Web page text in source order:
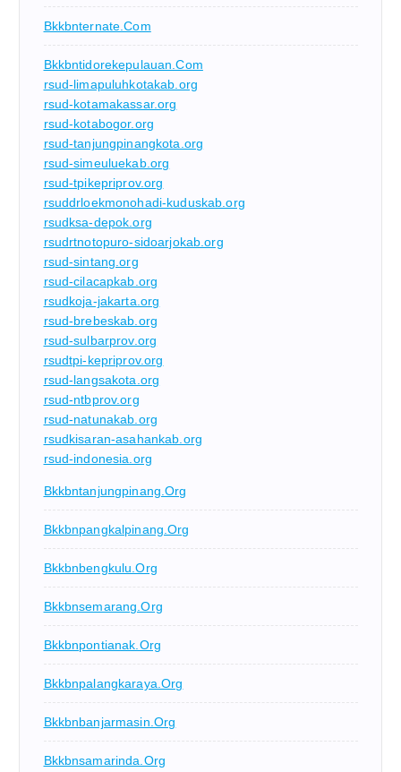
Bkkbnternate.com
Bkkbntidorekepulauan.com
rsud-limapuluhkotakab.org
rsud-kotamakassar.org
rsud-kotabogor.org
rsud-tanjungpinangkota.org
rsud-simeuluekab.org
rsud-tpikepriprov.org
rsuddrloekmonohadi-kuduskab.org
rsudksa-depok.org
rsudrtnotopuro-sidoarjokab.org
rsud-sintang.org
rsud-cilacapkab.org
rsudkoja-jakarta.org
rsud-brebeskab.org
rsud-sulbarprov.org
rsudtpi-kepriprov.org
rsud-langsakota.org
rsud-ntbprov.org
rsud-natunakab.org
rsudkisaran-asahankab.org
rsud-indonesia.org
Bkkbntanjungpinang.org
Bkkbnpangkalpinang.org
Bkkbnbengkulu.org
Bkkbnsemarang.org
Bkkbnpontianak.org
Bkkbnpalangkaraya.org
Bkkbnbanjarmasin.org
Bkkbnsamarinda.org